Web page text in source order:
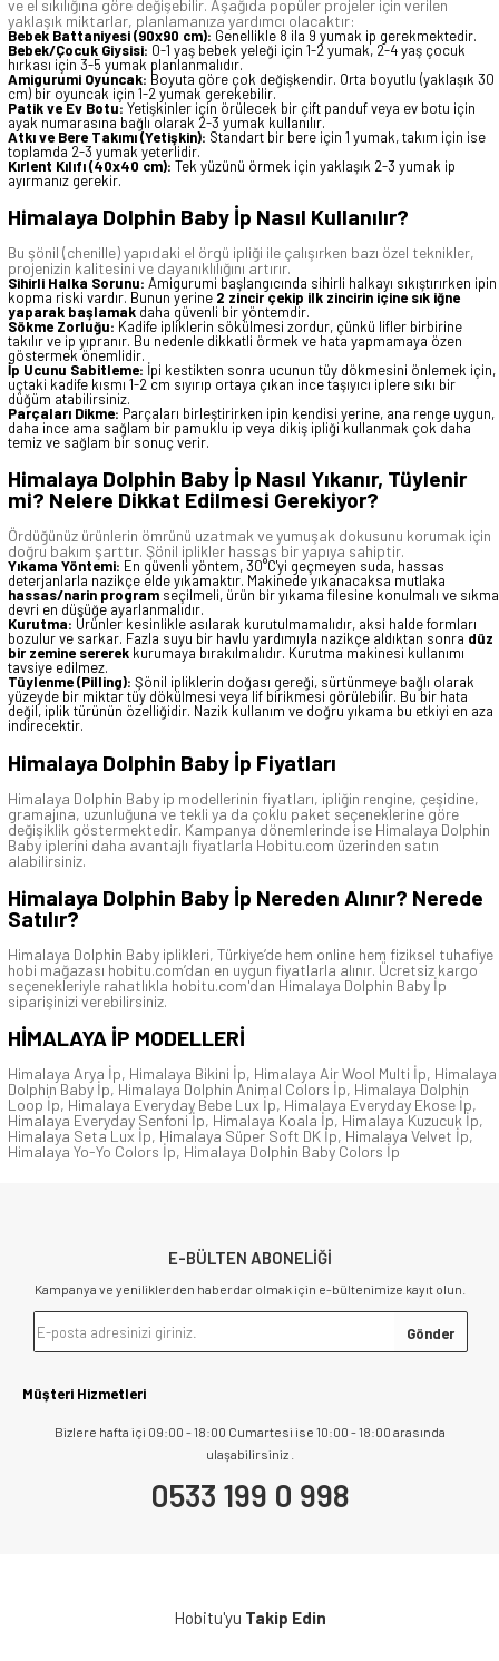
ve el sıkılığına göre değişebilir. Aşağıda popüler projeler için verilen
yaklaşık miktarlar, planlamanıza yardımcı olacaktır:
Bebek Battaniyesi (90x90 cm): Genellikle 8 ila 9 yumak ip gerekmektedir.
Bebek/Çocuk Giysisi: 0-1 yaş bebek yeleği için 1-2 yumak, 2-4 yaş çocuk
hırkası için 3-5 yumak planlanmalıdır.
Amigurumi Oyuncak: Boyuta göre çok değişkendir. Orta boyutlu (yaklaşık 30
cm) bir oyuncak için 1-2 yumak gerekebilir.
Patik ve Ev Botu: Yetişkinler için örülecek bir çift panduf veya ev botu için
ayak numarasına bağlı olarak 2-3 yumak kullanılır.
Atkı ve Bere Takımı (Yetişkin): Standart bir bere için 1 yumak, takım için ise
toplamda 2-3 yumak yeterlidir.
Kırlent Kılıfı (40x40 cm): Tek yüzünü örmek için yaklaşık 2-3 yumak ip
ayırmanız gerekir.
Himalaya Dolphin Baby İp Nasıl Kullanılır?
Bu şönil (chenille) yapıdaki el örgü ipliği ile çalışırken bazı özel teknikler,
projenizin kalitesini ve dayanıklılığını artırır.
Sihirli Halka Sorunu: Amigurumi başlangıcında sihirli halkayı sıkıştırırken ipin
kopma riski vardır. Bunun yerine 2 zincir çekip ilk zincirin içine sık iğne
yaparak başlamak daha güvenli bir yöntemdir.
Sökme Zorluğu: Kadife ipliklerin sökülmesi zordur, çünkü lifler birbirine
takılır ve ip yıpranır. Bu nedenle dikkatli örmek ve hata yapmamaya özen
göstermek önemlidir.
İp Ucunu Sabitleme: İpi kestikten sonra ucunun tüy dökmesini önlemek için,
uçtaki kadife kısmı 1-2 cm sıyırıp ortaya çıkan ince taşıyıcı iplere sıkı bir
düğüm atabilirsiniz.
Parçaları Dikme: Parçaları birleştirirken ipin kendisi yerine, ana renge uygun,
daha ince ama sağlam bir pamuklu ip veya dikiş ipliği kullanmak çok daha
temiz ve sağlam bir sonuç verir.
Himalaya Dolphin Baby İp Nasıl Yıkanır, Tüylenir
mi? Nelere Dikkat Edilmesi Gerekiyor?
Ördüğünüz ürünlerin ömrünü uzatmak ve yumuşak dokusunu korumak için
doğru bakım şarttır. Şönil iplikler hassas bir yapıya sahiptir.
Yıkama Yöntemi: En güvenli yöntem, 30°C'yi geçmeyen suda, hassas
deterjanlarla nazikçe elde yıkamaktır. Makinede yıkanacaksa mutlaka
hassas/narin program seçilmeli, ürün bir yıkama filesine konulmalı ve sıkma
devri en düşüğe ayarlanmalıdır.
Kurutma: Ürünler kesinlikle asılarak kurutulmamalıdır, aksi halde formları
bozulur ve sarkar. Fazla suyu bir havlu yardımıyla nazikçe aldıktan sonra düz
bir zemine sererek kurumaya bırakılmalıdır. Kurutma makinesi kullanımı
tavsiye edilmez.
Tüylenme (Pilling): Şönil ipliklerin doğası gereği, sürtünmeye bağlı olarak
yüzeyde bir miktar tüy dökülmesi veya lif birikmesi görülebilir. Bu bir hata
değil, iplik türünün özelliğidir. Nazik kullanım ve doğru yıkama bu etkiyi en aza
indirecektir.
Himalaya Dolphin Baby İp Fiyatları
Himalaya Dolphin Baby ip modellerinin fiyatları, ipliğin rengine, çeşidine,
gramajına, uzunluğuna ve tekli ya da çoklu paket seçeneklerine göre
değişiklik göstermektedir. Kampanya dönemlerinde ise Himalaya Dolphin
Baby iplerini daha avantajlı fiyatlarla Hobitu.com üzerinden satın
alabilirsiniz.
Himalaya Dolphin Baby İp Nereden Alınır? Nerede
Satılır?
Himalaya Dolphin Baby iplikleri, Türkiye’de hem online hem fiziksel tuhafiye
hobi mağazası hobitu.com’dan en uygun fiyatlarla alınır. Ücretsiz kargo
seçenekleriyle rahatlıkla hobitu.com'dan Himalaya Dolphin Baby İp
siparişinizi verebilirsiniz.
HİMALAYA İP MODELLERİ
Himalaya Arya İp, Himalaya Bikini İp, Himalaya Air Wool Multi İp, Himalaya
Dolphin Baby İp, Himalaya Dolphin Animal Colors İp, Himalaya Dolphin
Loop İp, Himalaya Everyday Bebe Lux İp, Himalaya Everyday Ekose İp,
Himalaya Everyday Senfoni İp, Himalaya Koala İp, Himalaya Kuzucuk İp,
Himalaya Seta Lux İp, Himalaya Süper Soft DK İp, Himalaya Velvet İp,
Himalaya Yo-Yo Colors İp, Himalaya Dolphin Baby Colors İp
E-BÜLTEN ABONELİĞİ
Kampanya ve yeniliklerden haberdar olmak için e-bültenimize kayıt olun.
Müşteri Hizmetleri
Bizlere hafta içi 09:00 - 18:00 Cumartesi ise 10:00 - 18:00 arasında
ulaşabilirsiniz .
0533 199 0 998
Hobitu'yu Takip Edin